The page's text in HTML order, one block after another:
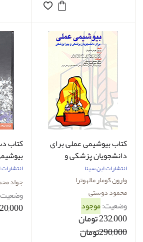
کتاب بیوشیمی عملی برای
دانشجویان پزشکی و
پیراپزشکی وارون کومار
مالهوترا محمود دوستی
انتشارات ابن سینا
وارون کومار مالهوترا
محمود دوستی
وضعیت:موجود
232,000 تومان
290,000تومان
کتاب
جواد